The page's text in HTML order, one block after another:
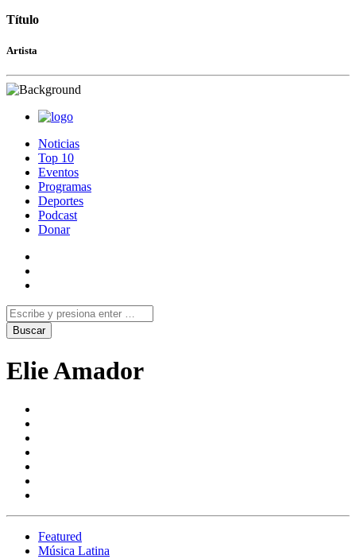
Título
Artista
Noticias
Top 10
Eventos
Programas
Deportes
Podcast
Donar
Elie Amador
Featured
Música Latina